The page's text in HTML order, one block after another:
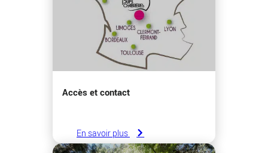
Accès et contact
En savoir plus